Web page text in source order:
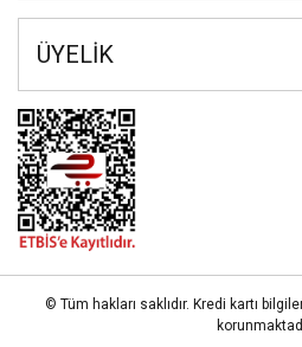
ÜYELİK
© Tüm hakları saklıdır. Kredi kartı